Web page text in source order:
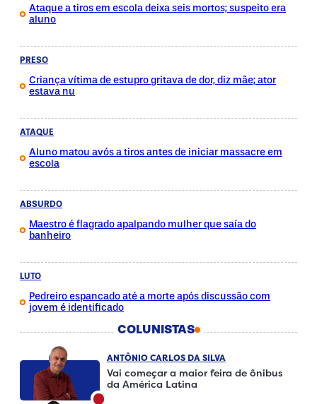
Ataque a tiros em escola deixa seis mortos; suspeito era
aluno
PRESO
Criança vítima de estupro gritava de dor, diz mãe; ator
estava nu
ATAQUE
Aluno matou avós a tiros antes de iniciar massacre em
escola
ABSURDO
Maestro é flagrado apalpando mulher que saía do
banheiro
LUTO
Pedreiro espancado até a morte após discussão com
jovem é identificado
COLUNISTAS
ANTÔNIO CARLOS DA SILVA
Vai começar a maior feira de ônibus
da América Latina